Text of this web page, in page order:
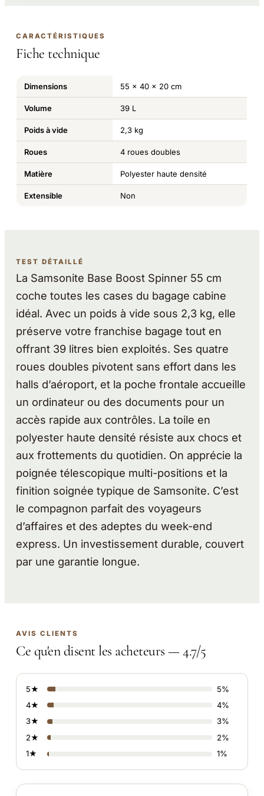
CARACTÉRISTIQUES
Fiche technique
Dimensions 55 x 40 x 20 cm
Volume 39 L
Poids à vide 2,3 kg
Roues 4 roues doubles
Matière Polyester haute densité
Extensible Non
TEST DÉTAILLÉ
La Samsonite Base Boost Spinner 55 cm
coche toutes les cases du bagage cabine
idéal. Avec un poids à vide sous 2,3 kg, elle
préserve votre franchise bagage tout en
offrant 39 litres bien exploités. Ses quatre
roues doubles pivotent sans effort dans les
halls d’aéroport, et la poche frontale accueille
un ordinateur ou des documents pour un
accès rapide aux contrôles. La toile en
polyester haute densité résiste aux chocs et
aux frottements du quotidien. On apprécie la
poignée télescopique multi-positions et la
finition soignée typique de Samsonite. C’est
le compagnon parfait des voyageurs
d’affaires et des adeptes du week-end
express. Un investissement durable, couvert
par une garantie longue.
AVIS CLIENTS
Ce qu'en disent les acheteurs — 4.7/5
5★
5%
4★
4%
3★
3%
2★
2%
1★
1%